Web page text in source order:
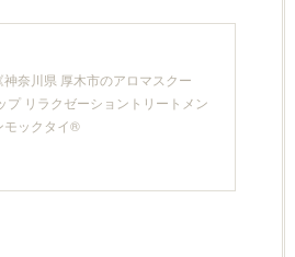
奈川県 厚木市のアロマスクー
プ リラクゼーショントリートメン
モックタイ®